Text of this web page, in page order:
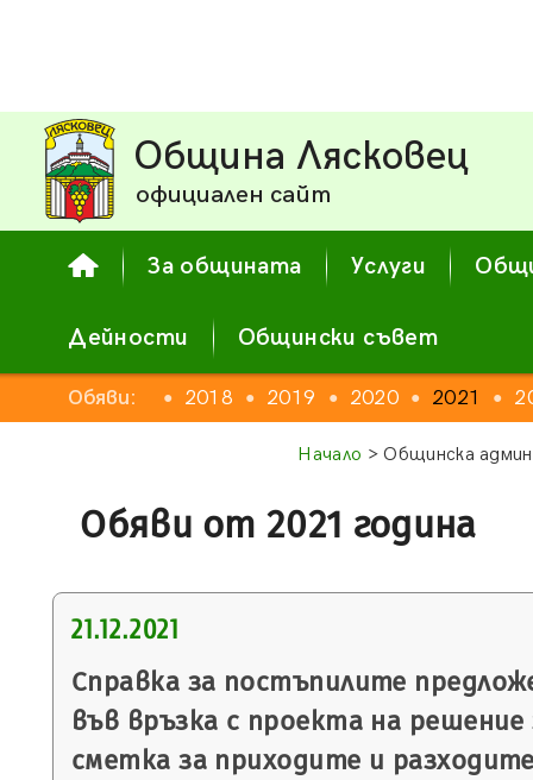
Община Лясковец
официален сайт
За общината Услуги
Дейности Общински съвет
Обяви:
● 2017 ● 2018 ● 2019 ● 2020 ● 2021 ●
Начало > Общинска
Обяви от 2021 година
21.12.2021
Справка за постъпилите
във връзка с проекта на
сметка за приходите и